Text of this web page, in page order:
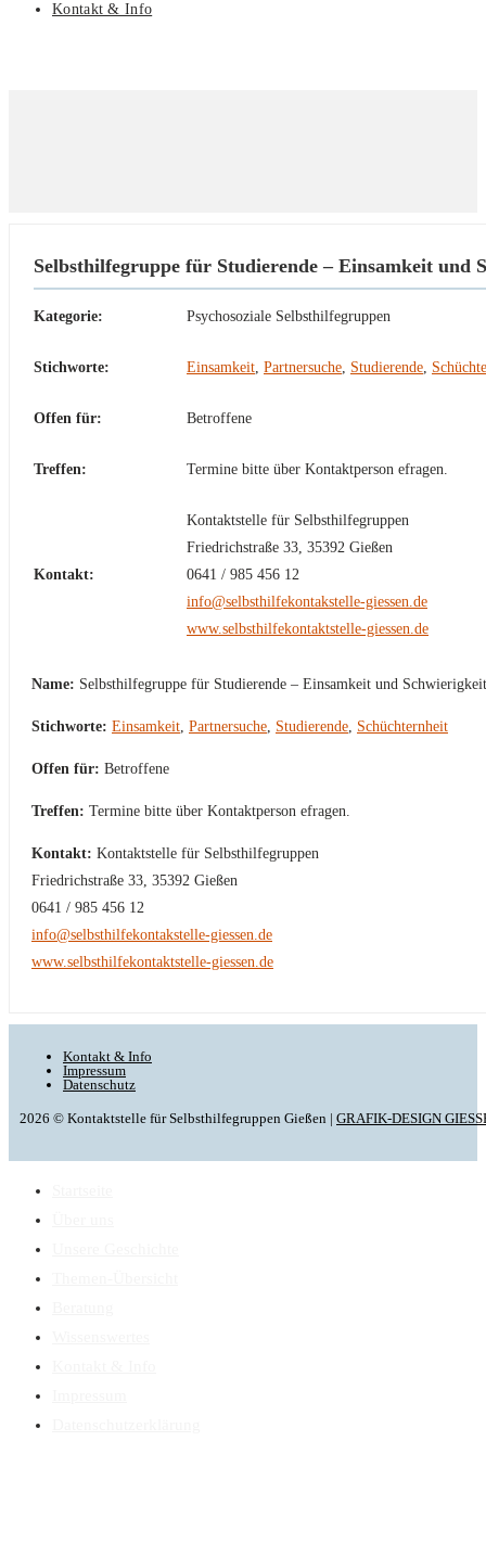
Kontakt & Info
Selbsthilfegruppe für Studierende – Einsamkeit und
Kategorie: Psychosoziale Selbsthilfegruppen
Stichworte: Einsamkeit Partnersuche Studierende
Offen für: Betroffene
Treffen: Termine bitte über Kontaktperson efragen.
Kontakt:
Kontaktstelle für Selbsthilfegruppen
Friedrichstraße 33, 35392 Gießen
0641 / 985 456 12
info@selbsthilfekontakstelle-giessen.de
www.selbsthilfekontaktstelle-giessen.de
Name: Selbsthilfegruppe für Studierende – Einsamkeit und
Stichworte: Einsamkeit Partnersuche Studierende Schüchternheit
Offen für: Betroffene
Treffen: Termine bitte über Kontaktperson efragen.
Kontakt: Kontaktstelle für Selbsthilfegruppen
Friedrichstraße 33, 35392 Gießen
0641 / 985 456 12
info@selbsthilfekontakstelle-giessen.de
www.selbsthilfekontaktstelle-giessen.de
Kontakt & Info
Impressum
Datenschutz
2026 © Kontaktstelle für Selbsthilfegruppen Gießen | GRAFIK-DESIGN